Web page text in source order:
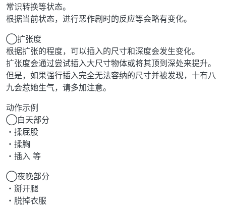
常识转换等状态。
根据当前状态，进行恶作剧时的反应等会略有变化。
◯扩张度
根据扩张的程度，可以插入的尺寸和深度会发生变化。
扩张度会通过尝试插入大尺寸物体或将其顶到深处来提升。
但是，如果强行插入完全无法容纳的尺寸并被发现，十有八
九会惹她生气，请多加注意。
动作示例
◯白天部分
・揉屁股
・揉胸
・插入 等
◯夜晚部分
・掰开腿
・脱掉衣服